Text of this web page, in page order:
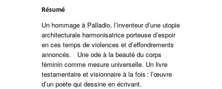
Résumé
Un hommage à Palladio, l’inventeur d’une utopie
architecturale harmonisatrice porteuse d’espoir
en ces temps de violences et d’effondrements
annoncés.
Une ode à la beauté du corps
féminin comme mesure universelle. Un livre
testamentaire et visionnaire à la fois : l’œuvre
d’un poète qui dessine en écrivant.